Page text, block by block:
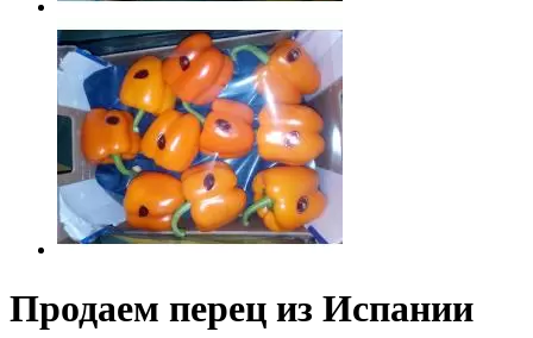
Продаем перец из Испании